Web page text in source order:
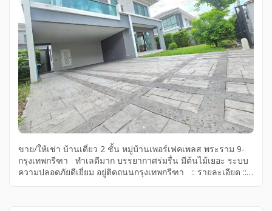
ขาย/ให้เช่า บ้านเดี่ยว 2 ชั้น หมู่บ้านเพอร์เฟคเพลส พระราม 9-
กรุงเทพกรีฑา ทำเลดีมาก บรรยากาศร่มรื่น มีต้นไม้เยอะ ระบบ
ความปลอดภัยดีเยี่ยม อยู่ติดถนนกรุงเทพกรีฑา :: รายละเอียด :: –